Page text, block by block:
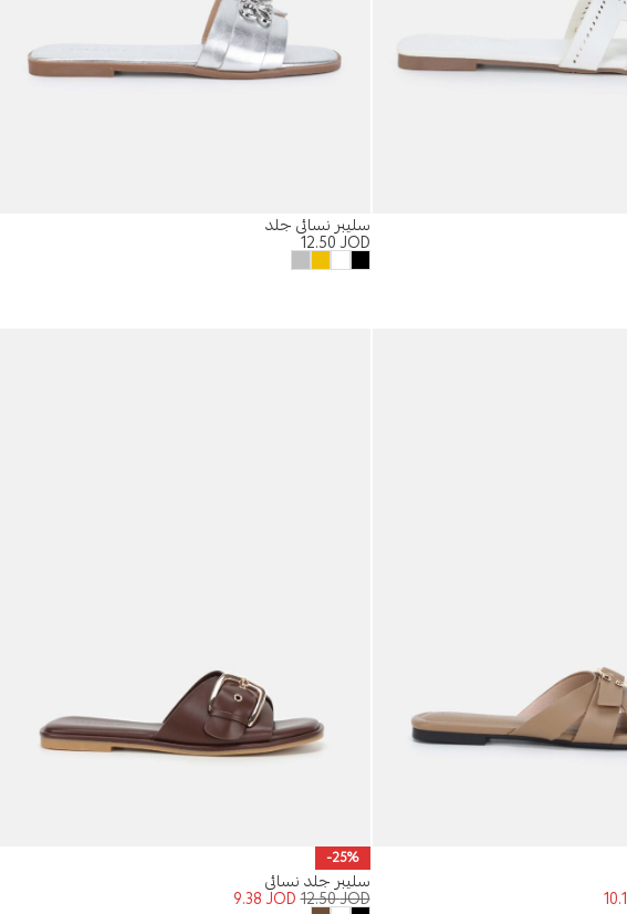
سليبر نسائي جلد
12.50JOD
-25%
سليبر جلد نسائي
12.50JOD
9.38JOD